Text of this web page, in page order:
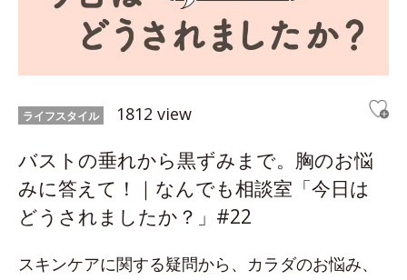
ライフスタイル 1812 view
バストの垂れから黒ずみまで。胸のお悩
みに答えて！｜なんでも相談室「今日は
どうされましたか？」#22
スキンケアに関する疑問から、カラダのお悩み、